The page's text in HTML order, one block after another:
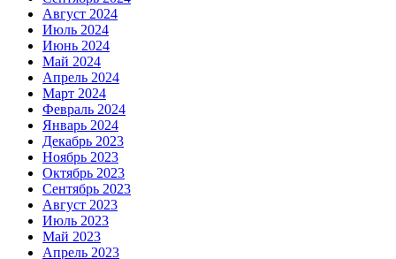
Август 2024
Июль 2024
Июнь 2024
Май 2024
Апрель 2024
Март 2024
Февраль 2024
Январь 2024
Декабрь 2023
Ноябрь 2023
Октябрь 2023
Сентябрь 2023
Август 2023
Июль 2023
Май 2023
Апрель 2023